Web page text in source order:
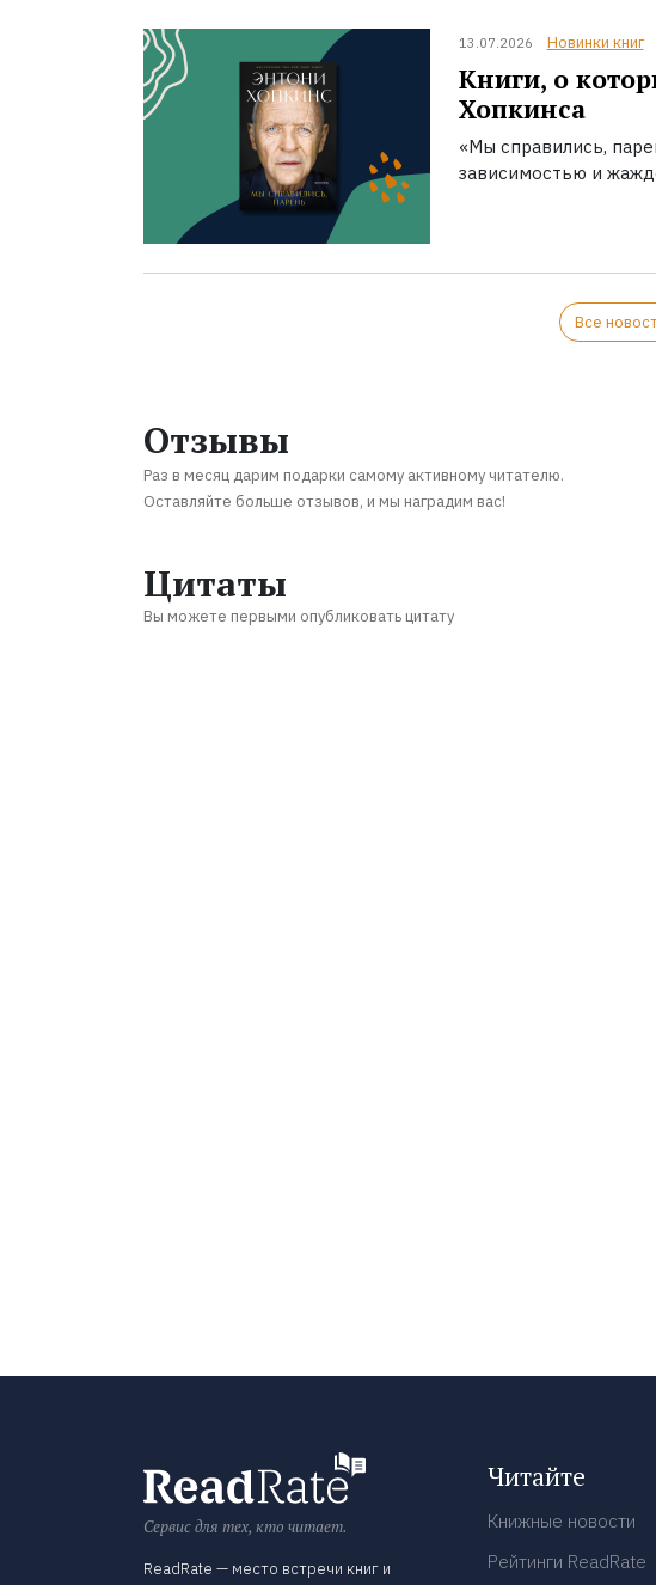
13.07.2026 Новинки книг
Книги, о
Хопкинса
«Мы справились,
зависимостью и
Все
Отзывы
Раз в месяц дарим подарки самому активному читателю.
Оставляйте больше отзывов, и мы наградим вас!
Цитаты
Вы можете первыми опубликовать цитату
Сервис для тех, кто читает.
ReadRate — место встречи книг и
Читайте
Книжные новости
Рейтинги ReadRate